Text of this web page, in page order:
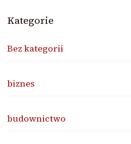
Kategorie
Bez kategorii
biznes
budownictwo